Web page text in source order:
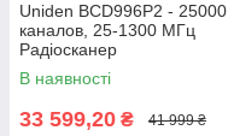
Uniden BCD996P2 - 25000
каналов, 25-1300 МГц
Радіосканер
В наявності
33 599,20 ₴ 41 999 ₴